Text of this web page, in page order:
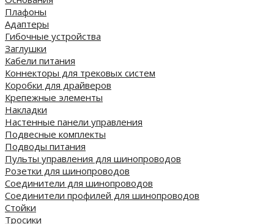
Плафоны
Адаптеры
Гибочные устройства
Заглушки
Кабели питания
Коннекторы для трековых систем
Коробки для драйверов
Крепежные элементы
Накладки
Настенные панели управления
Подвесные комплекты
Подводы питания
Пульты управления для шинопроводов
Розетки для шинопроводов
Соединители для шинопроводов
Соединители профилей для шинопроводов
Стойки
Тросики